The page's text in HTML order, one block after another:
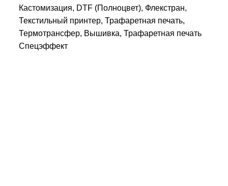
Кастомизация, DTF (Полноцвет), Флекстран,
Текстильный принтер, Трафаретная печать,
Термотрансфер, Вышивка, Трафаретная печать
Спецэффект